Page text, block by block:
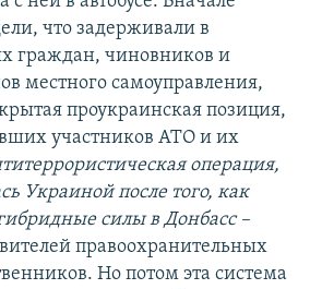
что задерживали в
граждан, чиновников и
местного самоуправления,
проукраинская позиция,
участников АТО и их
операция,
Украиной после того, как
силы в Донбасс –
правоохранительных
Но потом эта система